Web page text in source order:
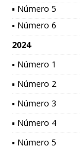
▪ Número 5
▪ Número 6
2024
▪ Número 1
▪ Número 2
▪ Número 3
▪ Número 4
▪ Número 5